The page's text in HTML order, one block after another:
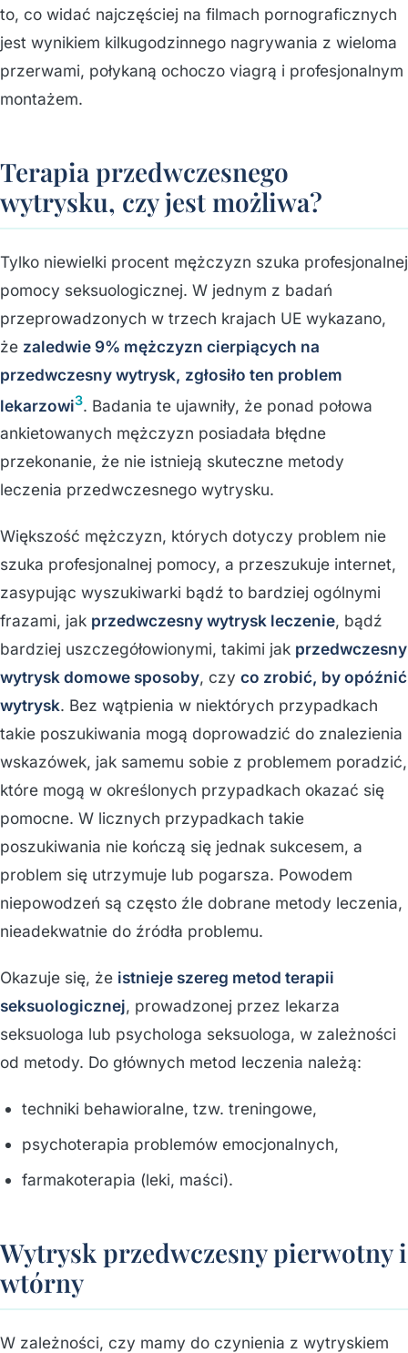
to, co widać najczęściej na filmach pornograficznych
jest wynikiem kilkugodzinnego nagrywania z wieloma
przerwami, połykaną ochoczo viagrą i profesjonalnym
montażem.
Terapia przedwczesnego
wytrysku, czy jest możliwa?
Tylko niewielki procent mężczyzn szuka profesjonalnej
pomocy seksuologicznej. W jednym z badań
przeprowadzonych w trzech krajach UE wykazano,
że zaledwie 9% mężczyzn cierpiących na
przedwczesny wytrysk, zgłosiło ten problem
lekarzowi3. Badania te ujawniły, że ponad połowa
ankietowanych mężczyzn posiadała błędne
przekonanie, że nie istnieją skuteczne metody
leczenia przedwczesnego wytrysku.
Większość mężczyzn, których dotyczy problem nie
szuka profesjonalnej pomocy, a przeszukuje internet,
zasypując wyszukiwarki bądź to bardziej ogólnymi
frazami, jak przedwczesny wytrysk leczenie, bądź
bardziej uszczegółowionymi, takimi jak przedwczesny
wytrysk domowe sposoby, czy co zrobić, by opóźnić
wytrysk. Bez wątpienia w niektórych przypadkach
takie poszukiwania mogą doprowadzić do znalezienia
wskazówek, jak samemu sobie z problemem poradzić,
które mogą w określonych przypadkach okazać się
pomocne. W licznych przypadkach takie
poszukiwania nie kończą się jednak sukcesem, a
problem się utrzymuje lub pogarsza. Powodem
niepowodzeń są często źle dobrane metody leczenia,
nieadekwatnie do źródła problemu.
Okazuje się, że istnieje szereg metod terapii
seksuologicznej, prowadzonej przez lekarza
seksuologa lub psychologa seksuologa, w zależności
od metody. Do głównych metod leczenia należą:
techniki behawioralne, tzw. treningowe,
psychoterapia problemów emocjonalnych,
farmakoterapia (leki, maści).
Wytrysk przedwczesny pierwotny i
wtórny
W zależności, czy mamy do czynienia z wytryskiem